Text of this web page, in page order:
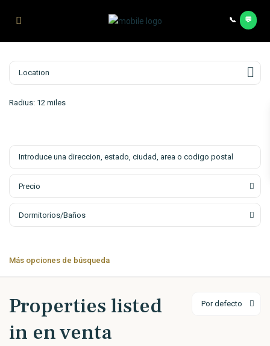
Radius: 12 miles
Precio
Dormitorios/Baños
Más opciones de búsqueda
Por defecto
Properties listed
in en venta
📞 💬